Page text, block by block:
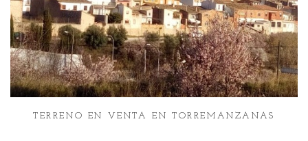
TERRENO EN VENTA EN TORREMANZANAS